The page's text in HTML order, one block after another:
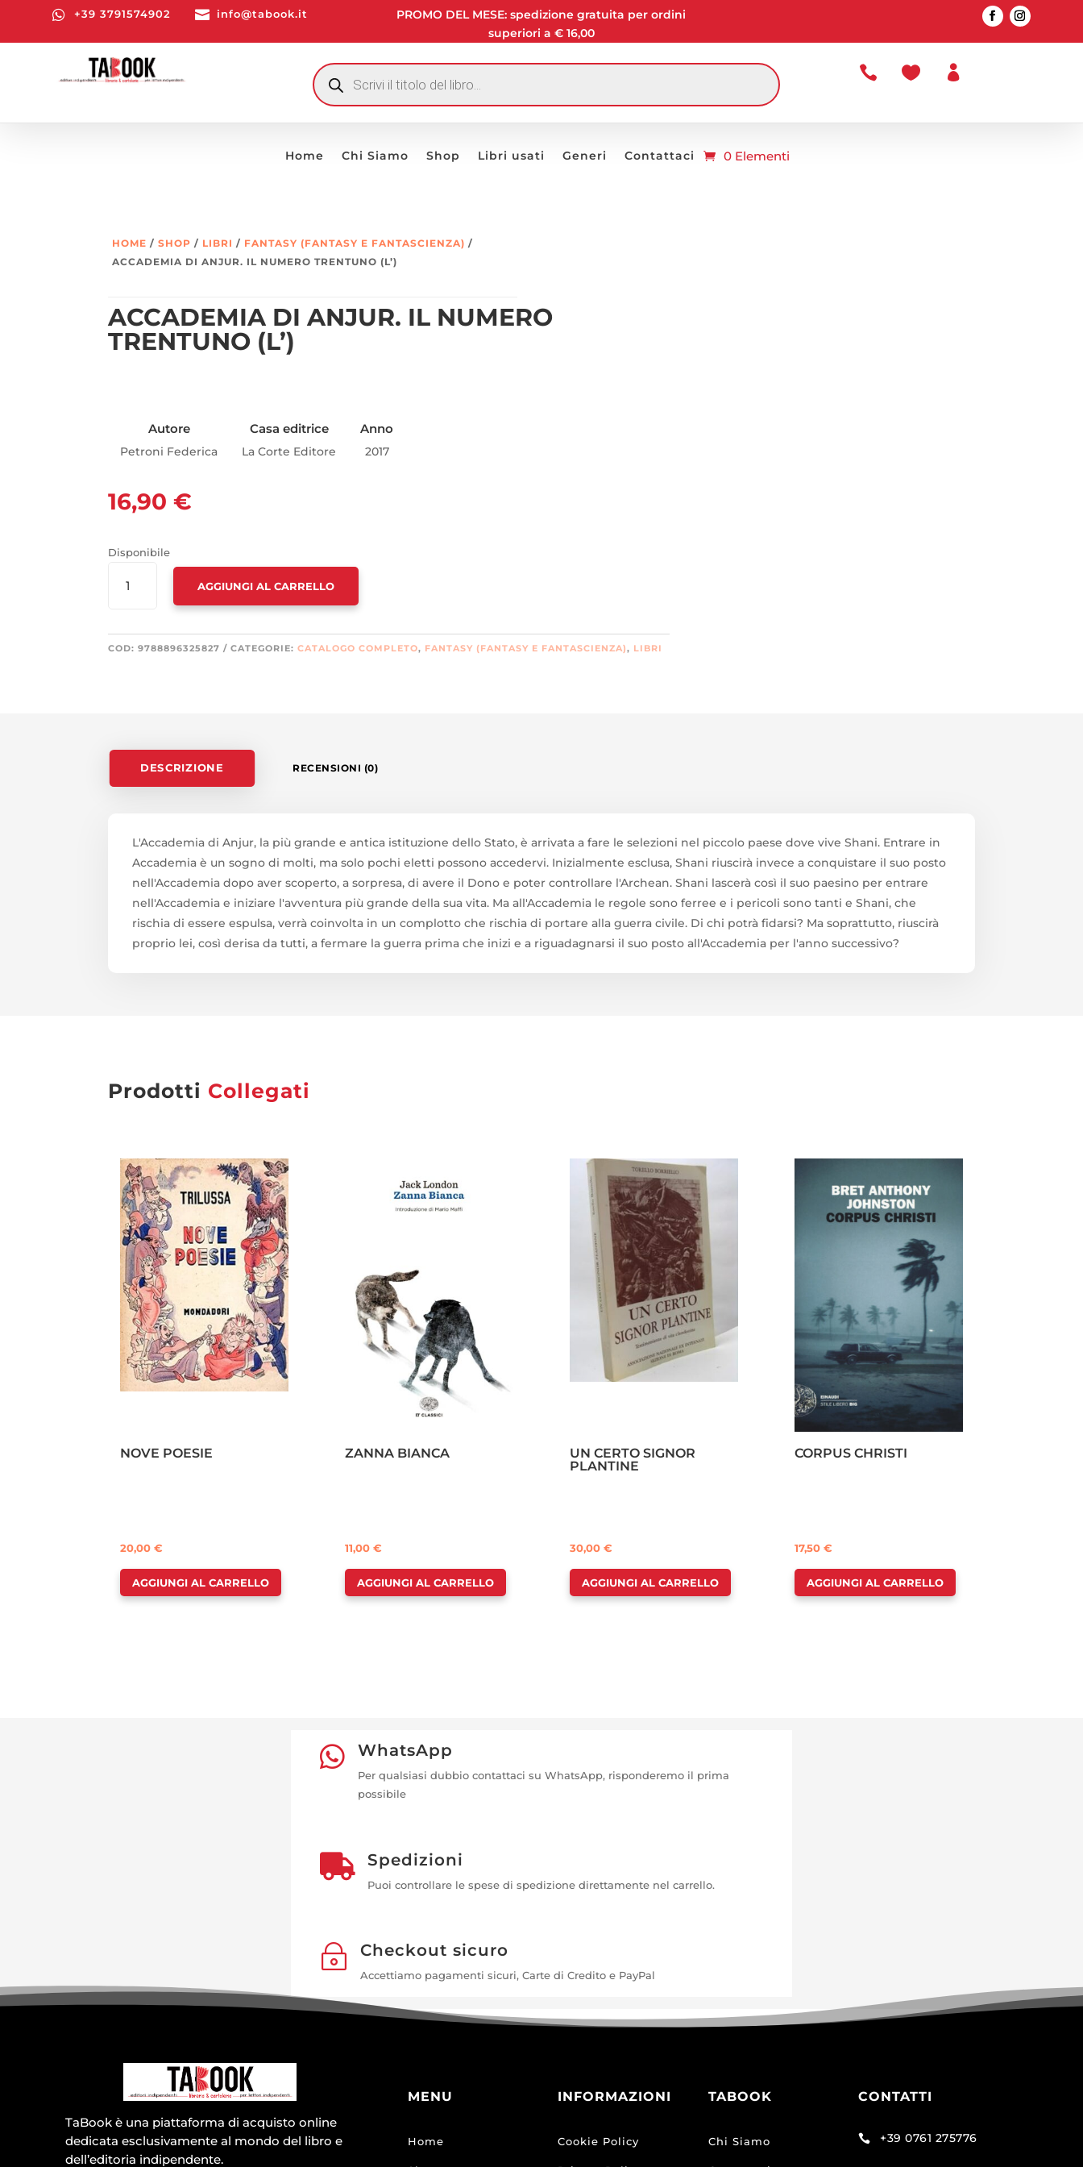
 +39 3791574902  info@tabook.it
PROMO DEL MESE: spedizione gratuita per ordini
superiori a € 16,00
RICERCA
PRODOTTI
  
Home Chi Siamo Shop Libri usati Generi Contattaci 0 Elementi
HOME /SHOP / LIBRI / FANTASY (FANTASY E FANTASCIENZA) /
ACCADEMIA DI ANJUR. IL NUMERO TRENTUNO (L’)
ACCADEMIA DI ANJUR. IL NUMERO
TRENTUNO (L’)
Autore
Petroni Federica
Casa editrice
La Corte Editore
Anno
2017
16,90€
Disponibile
NUMERO
AGGIUNGI AL CARRELLO
COD:9788896325827 CATEGORIE:CATALOGO COMPLETO, FANTASY (FANTASY E FANTASCIENZA), LIBRI
DESCRIZIONE RECENSIONI (0)
L'Accademia di Anjur, la più grande e antica istituzione dello Stato, è arrivata a fare le selezioni nel piccolo paese dove vive Shani. Entrare in
Accademia è un sogno di molti, ma solo pochi eletti possono accedervi. Inizialmente esclusa, Shani riuscirà invece a conquistare il suo posto
nell'Accademia dopo aver scoperto, a sorpresa, di avere il Dono e poter controllare l'Archean. Shani lascerà così il suo paesino per entrare
nell'Accademia e iniziare l'avventura più grande della sua vita. Ma all'Accademia le regole sono ferree e i pericoli sono tanti e Shani, che
rischia di essere espulsa, verrà coinvolta in un complotto che rischia di portare alla guerra civile. Di chi potrà fidarsi? Ma soprattutto, riuscirà
proprio lei, così derisa da tutti, a fermare la guerra prima che inizi e a riguadagnarsi il suo posto all'Accademia per l'anno successivo?
Prodotti Collegati
NOVE POESIE
20,00€
AGGIUNGI AL CARRELLO
ZANNA BIANCA
11,00€
AGGIUNGI AL CARRELLO
UN CERTO SIGNOR
PLANTINE
30,00€
AGGIUNGI AL CARRELLO
CORPUS CHRISTI
17,50€
AGGIUNGI AL CARRELLO
 WhatsApp
Per qualsiasi dubbio contattaci su WhatsApp, risponderemo il prima
possibile
 Spedizioni
Puoi controllare le spese di spedizione direttamente nel carrello.
~ Checkout sicuro
Accettiamo pagamenti sicuri, Carte di Credito e PayPal
TaBook è una piattaforma di acquisto online
dedicata esclusivamente al mondo del libro e
dell’editoria indipendente.
MENU
Home
INFORMAZIONI
Cookie Policy
TABOOK
Chi Siamo
CONTATTI
 +39 0761 275776